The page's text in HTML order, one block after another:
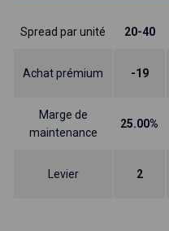
Spread par unité 20-40
Achat prémium -19
Marge de
maintenance
25.00%
Levier 2